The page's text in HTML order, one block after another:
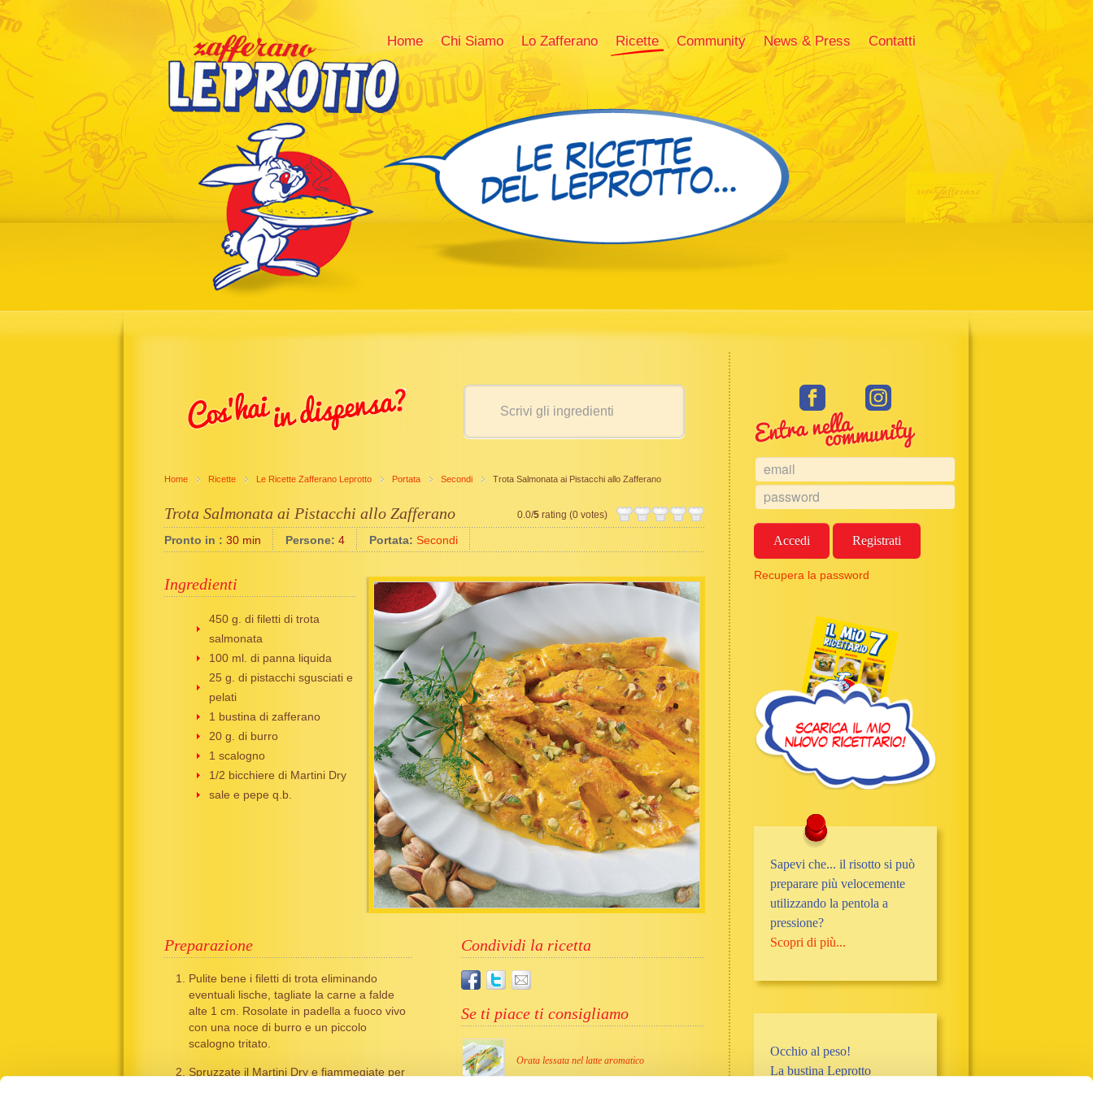
Home Chi Siamo Lo Zafferano Ricette Community News & Press Contatti
Home Ricette Le Ricette Zafferano Leprotto Portata Secondi Trota Salmonata ai Pistacchi allo Zafferano
Trota Salmonata ai Pistacchi allo Zafferano 0.0/5 rating (0 votes)
Pronto in : 30 min Persone: 4 Portata: Secondi
Ingredienti
450 g. di filetti di trota
salmonata
100 ml. di panna liquida
25 g. di pistacchi sgusciati e
pelati
1 bustina di zafferano
20 g. di burro
1 scalogno
1/2 bicchiere di Martini Dry
sale e pepe q.b.
Condividi la ricetta
Se ti piace ti consigliamo
Orata lessata nel latte aromatico
Preparazione
Pulite bene i filetti di trota eliminando
eventuali lische, tagliate la carne a falde
alte 1 cm. Rosolate in padella a fuoco vivo
con una noce di burro e un piccolo
scalogno tritato.
Spruzzate il Martini Dry e fiammegiate per
Accedi Registrati
Recupera la password
Sapevi che... il risotto si può
preparare più velocemente
utilizzando la pentola a
pressione?
Scopri di più...
Occhio al peso!
La bustina Leprotto